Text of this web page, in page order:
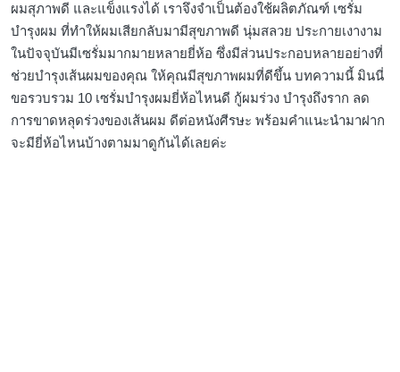
ผมสุภาพดี และแข็งแรงได้ เราจึงจำเป็นต้องใช้ผลิตภัณฑ์ เซรั่ม
บำรุงผม ที่ทำให้ผมเสียกลับมามีสุขภาพดี นุ่มสลวย ประกายเงางาม
ในปัจจุบันมีเซรั่มมากมายหลายยี่ห้อ ซึ่งมีส่วนประกอบหลายอย่างที่
ช่วยบำรุงเส้นผมของคุณ ให้คุณมีสุขภาพผมที่ดีขึ้น บทความนี้ มินนี่
ขอรวบรวม 10 เซรั่มบำรุงผมยี่ห้อไหนดี กู้ผมร่วง บำรุงถึงราก ลด
การขาดหลุดร่วงของเส้นผม ดีต่อหนังศีรษะ พร้อมคำแนะนำมาฝาก
จะมียี่ห้อไหนบ้างตามมาดูกันได้เลยค่ะ